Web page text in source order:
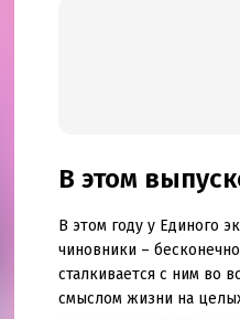
В этом
В этом году у Единого
чиновники –
сталкивается с ним во
смыслом жизни на